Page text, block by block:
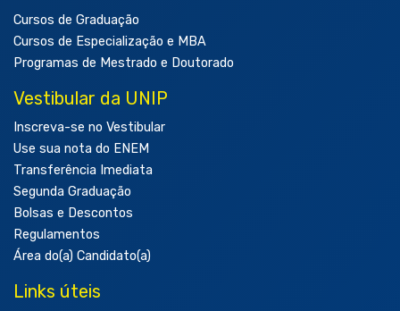
Cursos de Graduação
Cursos de Especialização e MBA
Programas de Mestrado e Doutorado
Vestibular da UNIP
Inscreva-se no Vestibular
Use sua nota do ENEM
Transferência Imediata
Segunda Graduação
Bolsas e Descontos
Regulamentos
Área do(a) Candidato(a)
Links úteis